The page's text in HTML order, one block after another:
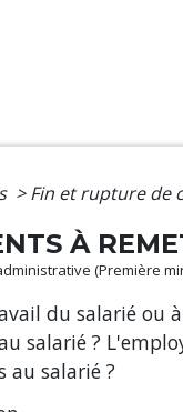
> Fin et rupture de
À
(Première
du salarié ou
salarié ?
salarié ?